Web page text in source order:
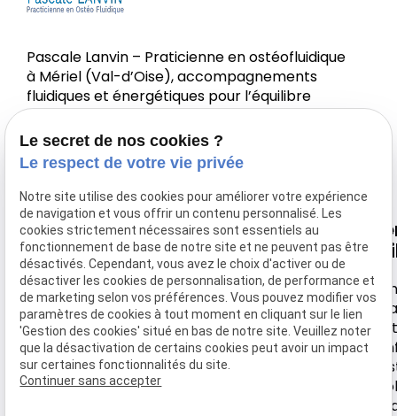
Pascale Lanvin – Praticienne en ostéofluidique
à Mériel (Val-d’Oise), accompagnements
fluidiques et énergétiques pour l’équilibre
corps-esprit.
Nous
retrouver
44 rue de
Montebello
95630 MERIEL
Horaire
Lundi-
Samedi
9h30 -
18h
Navigation
Accueil
Votre Ostéo
Tarifs
Actualité
Le secret de nos cookies ?
Le respect de votre vie privée
Notre site utilise des cookies pour améliorer votre expérience
de navigation et vous offrir un contenu personnalisé. Les
cookies strictement nécessaires sont essentiels au
fonctionnement de base de notre site et ne peuvent pas être
désactivés. Cependant, vous avez le choix d'activer ou de
désactiver les cookies de personnalisation, de performance et
de marketing selon vos préférences. Vous pouvez modifier vos
paramètres de cookies à tout moment en cliquant sur le lien
'Gestion des cookies' situé en bas de notre site. Veuillez noter
que la désactivation de certains cookies peut avoir un impact
sur certaines fonctionnalités du site.
Continuer sans accepter